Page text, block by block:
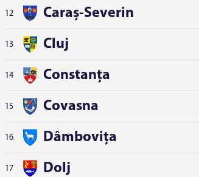
12 Caraș-Severin
13 Cluj
14 Constanța
15 Covasna
16 Dâmbovița
17 Dolj